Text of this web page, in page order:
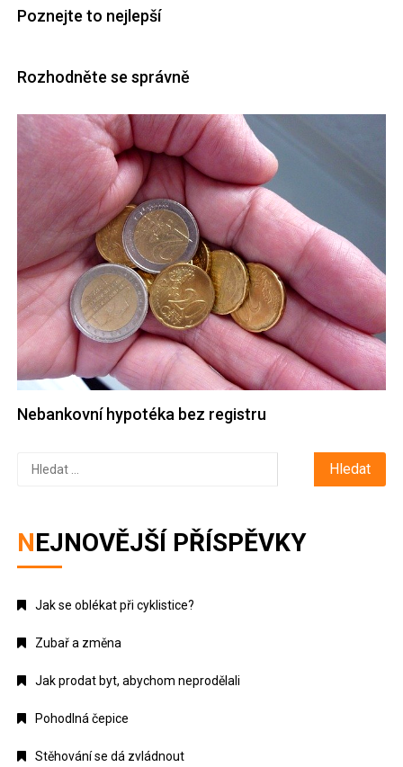
Poznejte to nejlepší
Rozhodněte se správně
Nebankovní hypotéka bez registru
Vyhledávání
NEJNOVĚJŠÍ PŘÍSPĚVKY
Jak se oblékat při cyklistice?
Zubař a změna
Jak prodat byt, abychom neprodělali
Pohodlná čepice
Stěhování se dá zvládnout